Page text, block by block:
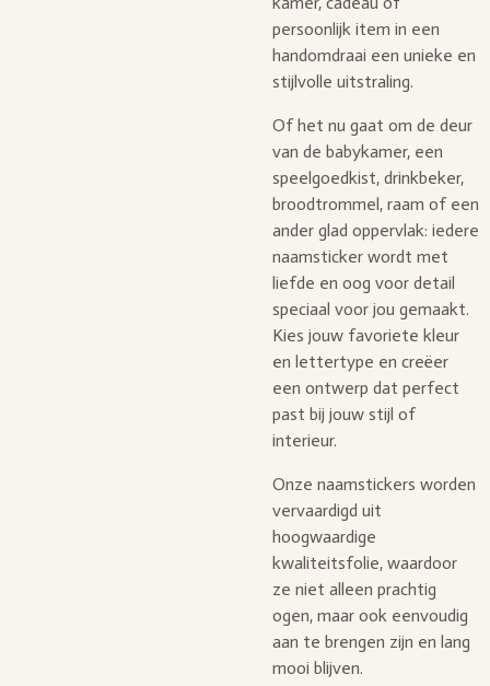
persoonlijk item in een
handomdraai een unieke en
stijlvolle uitstraling.
Of het nu gaat om de deur
van de babykamer, een
speelgoedkist, drinkbeker,
broodtrommel, raam of een
ander glad oppervlak: iedere
naamsticker wordt met
liefde en oog voor detail
speciaal voor jou gemaakt.
Kies jouw favoriete kleur
en lettertype en creëer
een ontwerp dat perfect
past bij jouw stijl of
interieur.
Onze naamstickers worden
vervaardigd uit
hoogwaardige
kwaliteitsfolie, waardoor
ze niet alleen prachtig
ogen, maar ook eenvoudig
aan te brengen zijn en lang
mooi blijven.